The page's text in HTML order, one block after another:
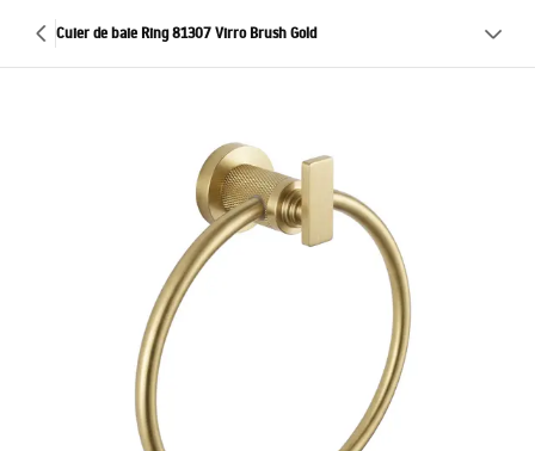
Cuier de baie Ring 81307 Virro Brush Gold